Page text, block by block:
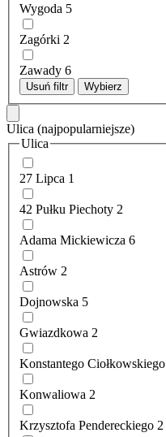
Wygoda 5
Zagórki 2
Zawady 6
Usuń filtr Wybierz
Ulica (najpopularniejsze)
Ulica
27 Lipca 1
42 Pułku Piechoty 2
Adama Mickiewicza 6
Astrów 2
Dojnowska 5
Gwiazdkowa 2
Konstantego Ciołkowskiego
Konwaliowa 2
Krzysztofa Pendereckiego 2